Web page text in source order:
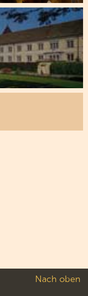
Nach oben